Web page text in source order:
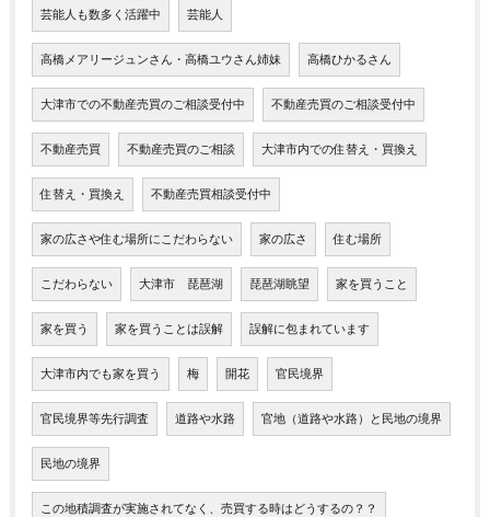
芸能人も数多く活躍中 芸能人
高橋メアリージュンさん・高橋ユウさん姉妹 高橋ひかるさん
大津市での不動産売買のご相談受付中 不動産売買のご相談受付中
不動産売買 不動産売買のご相談 大津市内での住替え・買換え
住替え・買換え 不動産売買相談受付中
家の広さや住む場所にこだわらない 家の広さ 住む場所
こだわらない 大津市 琵琶湖 琵琶湖眺望 家を買うこと
家を買う 家を買うことは誤解 誤解に包まれています
大津市内でも家を買う 梅 開花 官民境界
官民境界等先行調査 道路や水路 官地（道路や水路）と民地の境界
民地の境界
この地積調査が実施されてなく、売買する時はどうするの？？